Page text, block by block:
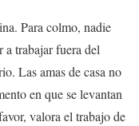
Para colmo, nadie
trabajar fuera del
Las amas de casa no
en que se levantan
valora el trabajo de